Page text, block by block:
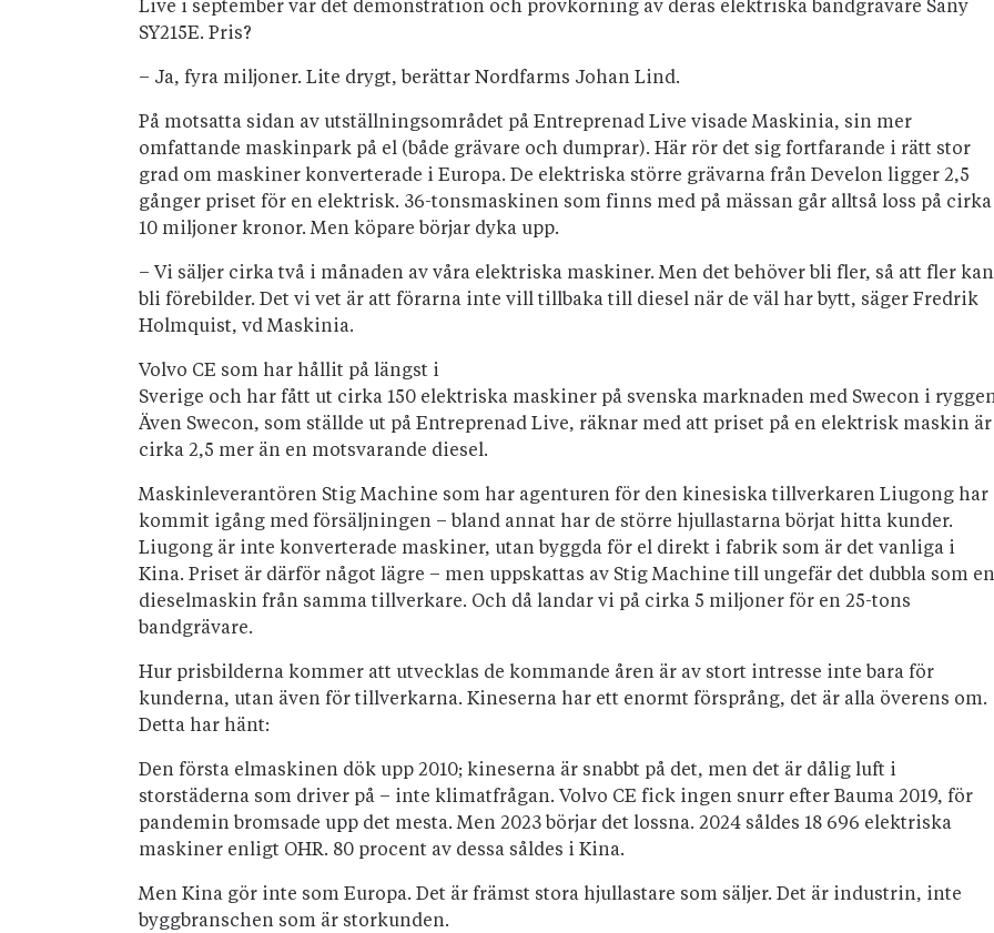
Live i september var det demonstration och provkörning av deras elektriska bandgrävare Sany
SY215E. Pris?
– Ja, fyra miljoner. Lite drygt, berättar Nordfarms Johan Lind.
På motsatta sidan av utställningsområdet på Entreprenad Live visade Maskinia, sin mer
omfattande maskinpark på el (både grävare och dumprar). Här rör det sig fortfarande i rätt stor
grad om maskiner konverterade i Europa. De elektriska större grävarna från Develon ligger 2,5
gånger priset för en elektrisk. 36-tonsmaskinen som finns med på mässan går alltså loss på cirka
10 miljoner kronor. Men köpare börjar dyka upp.
– Vi säljer cirka två i månaden av våra elektriska maskiner. Men det behöver bli fler, så att fler kan
bli förebilder. Det vi vet är att förarna inte vill tillbaka till diesel när de väl har bytt, säger Fredrik
Holmquist, vd Maskinia.
Volvo CE som har hållit på längst i
Sverige och har fått ut cirka 150 elektriska maskiner på svenska marknaden med Swecon i
Även Swecon, som ställde ut på Entreprenad Live, räknar med att priset på en elektrisk maskin är
cirka 2,5 mer än en motsvarande diesel.
Maskinleverantören Stig Machine som har agenturen för den kinesiska tillverkaren Liugong har
kommit igång med försäljningen – bland annat har de större hjullastarna börjat hitta kunder.
Liugong är inte konverterade maskiner, utan byggda för el direkt i fabrik som är det vanliga i
Kina. Priset är därför något lägre – men uppskattas av Stig Machine till ungefär det dubbla som en
dieselmaskin från samma tillverkare. Och då landar vi på cirka 5 miljoner för en 25-tons
bandgrävare.
Hur prisbilderna kommer att utvecklas de kommande åren är av stort intresse inte bara för
kunderna, utan även för tillverkarna. Kineserna har ett enormt försprång, det är alla överens om.
Detta har hänt:
Den första elmaskinen dök upp 2010; kineserna är snabbt på det, men det är dålig luft i
storstäderna som driver på – inte klimatfrågan. Volvo CE fick ingen snurr efter Bauma 2019, för
pandemin bromsade upp det mesta. Men 2023 börjar det lossna. 2024 såldes 18 696 elektriska
maskiner enligt OHR. 80 procent av dessa såldes i Kina.
Men Kina gör inte som Europa. Det är främst stora hjullastare som säljer. Det är industrin, inte
byggbranschen som är storkunden.